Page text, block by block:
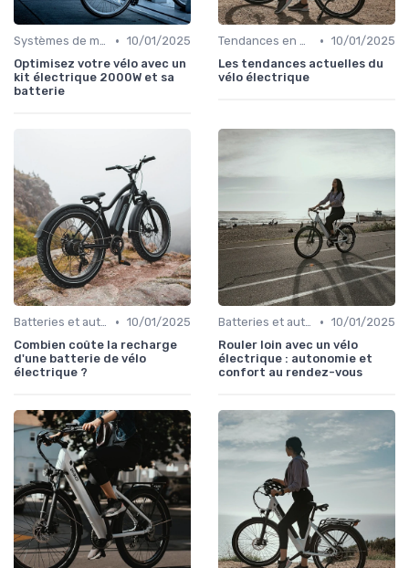
Systèmes de motorisation • 10/01/2025
Optimisez votre vélo avec un
kit électrique 2000W et sa
batterie
Tendances en design et fonctionnalités • 10/01/2025
Les tendances actuelles du
vélo électrique
Batteries et autonomie • 10/01/2025
Combien coûte la recharge
d'une batterie de vélo
électrique ?
Batteries et autonomie • 10/01/2025
Rouler loin avec un vélo
électrique : autonomie et
confort au rendez-vous